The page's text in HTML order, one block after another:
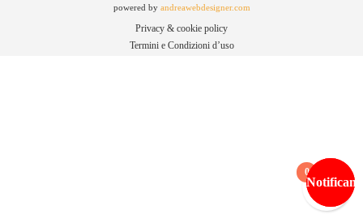
powered by andreawebdesigner.com
Privacy & cookie policy
Termini e Condizioni d’uso
0
Notificami
Notificami